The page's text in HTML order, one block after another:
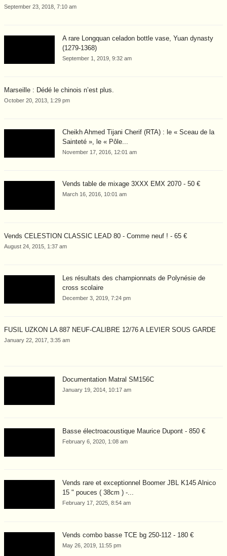
September 23, 2018, 7:10 am
A rare Longquan celadon bottle vase, Yuan dynasty
(1279-1368)
September 1, 2019, 9:32 am
Marseille : Dédé le chinois n’est plus.
October 20, 2013, 1:29 pm
Cheikh Ahmed Tijani Cherif (RTA) : le « Sceau de la
Sainteté », le « Pôle...
November 17, 2016, 12:01 am
Vends table de mixage 3XXX EMX 2070 - 50 €
March 16, 2016, 10:01 am
Vends CELESTION CLASSIC LEAD 80 - Comme neuf ! - 65 €
August 24, 2015, 1:37 am
Les résultats des championnats de Polynésie de
cross scolaire
December 3, 2019, 7:24 pm
FUSIL UZKON LA 887 NEUF-CALIBRE 12/76 A LEVIER SOUS GARDE
January 22, 2017, 3:35 am
Documentation Matral SM156C
January 19, 2014, 10:17 am
Basse électroacoustique Maurice Dupont - 850 €
February 6, 2020, 1:08 am
Vends rare et exceptionnel Boomer JBL K145 Alnico
15 " pouces ( 38cm ) -...
February 17, 2025, 8:54 am
Vends combo basse TCE bg 250-112 - 180 €
May 26, 2019, 11:55 pm